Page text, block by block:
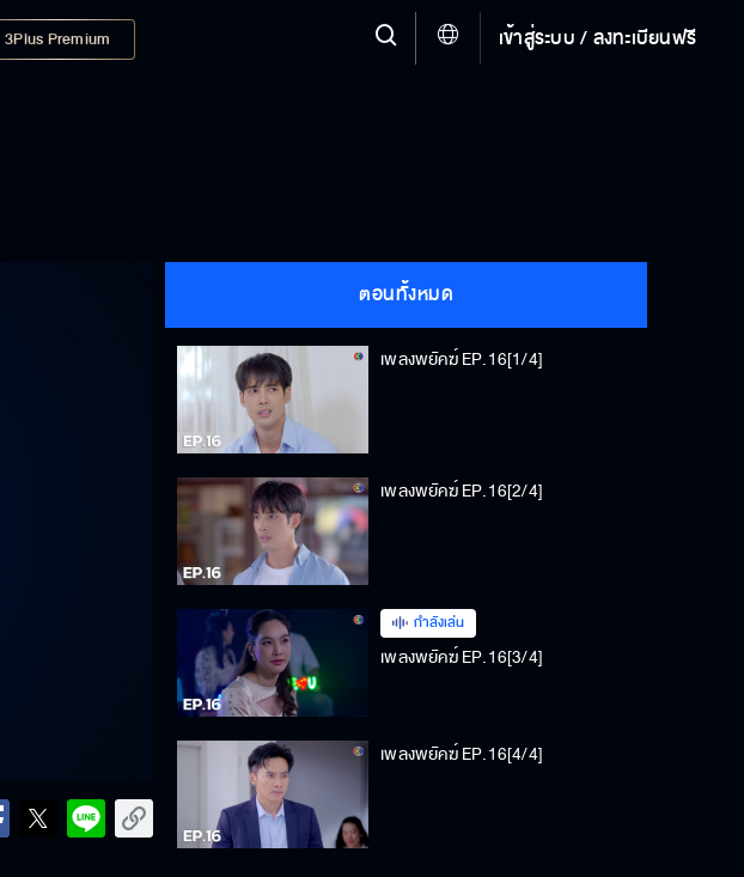
3Plus Premium เข้าสู่ระบบ / ลงทะเบียนฟรี
ตอนทั้งหมด
เพลงพยัคฆ์ EP.16[1/4]
เพลงพยัคฆ์ EP.16[2/4]
กำลังเล่น
เพลงพยัคฆ์ EP.16[3/4]
เพลงพยัคฆ์ EP.16[4/4]